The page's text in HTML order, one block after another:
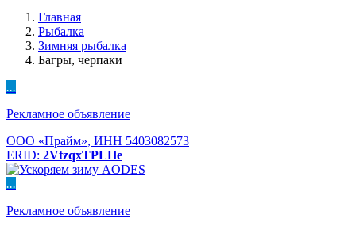
Главная
Рыбалка
Зимняя рыбалка
Багры, черпаки
...
Рекламное объявление
ООО «Прайм», ИНН 5403082573
ERID: 2VtzqxTPLHe
...
Рекламное объявление